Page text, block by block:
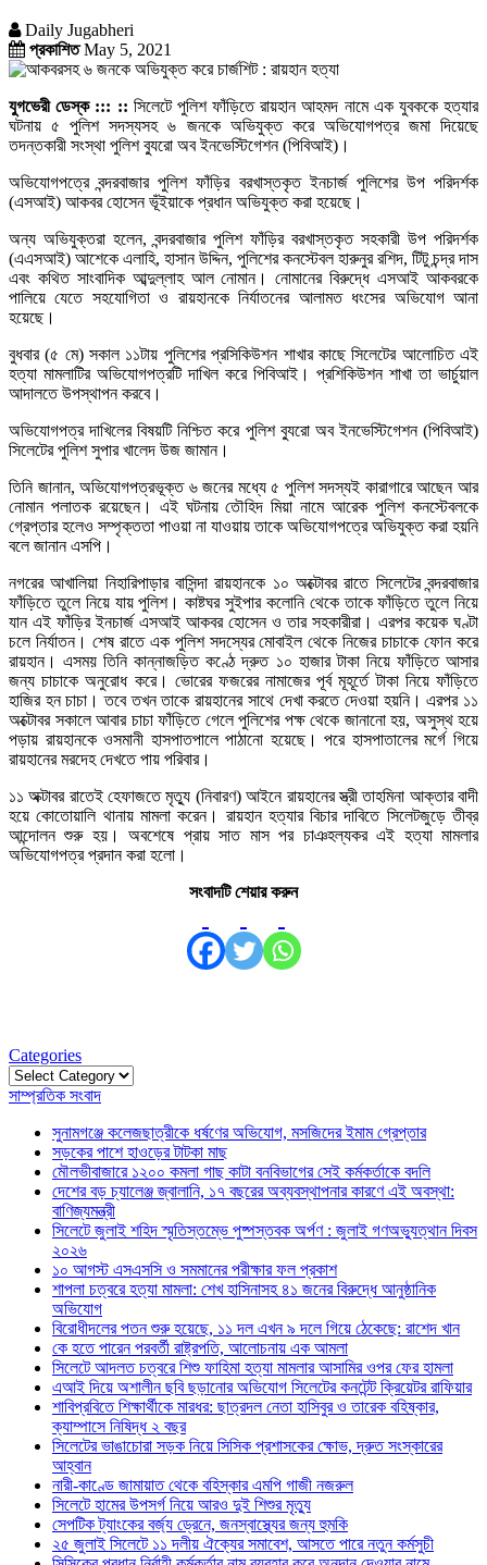
Daily Jugabheri
প্রকাশিতMay 5, 2021
যুগভেরী ডেস্ক ::: :: সিলেটে পুলিশ ফাঁড়িতে রায়হান আহমদ নামে এক যুবককে হত্যার
ঘটনায় ৫ পুলিশ সদস্যসহ ৬ জনকে অভিযুক্ত করে অভিযোগপত্র জমা দিয়েছে
তদন্তকারী সংস্থা পুলিশ ব্যুরো অব ইনভেস্টিগেশন (পিবিআই)।
অভিযোগপত্রে বন্দরবাজার পুলিশ ফাঁড়ির বরখাস্তকৃত ইনচার্জ পুলিশের উপ পরিদর্শক
(এসআই) আকবর হোসেন ভূঁইয়াকে প্রধান অভিযুক্ত করা হয়েছে।
অন্য অভিযুক্তরা হলেন, বন্দরবাজার পুলিশ ফাঁড়ির বরখাস্তকৃত সহকারী উপ পরিদর্শক
(এএসআই) আশেকে এলাহি, হাসান উদ্দিন, পুলিশের কনস্টেবল হারুনুর রশিদ, টিটু চন্দ্র দাস
এবং কথিত সাংবাদিক আব্দুল্লাহ আল নোমান। নোমানের বিরুদ্ধে এসআই আকবরকে
পালিয়ে যেতে সহযোগিতা ও রায়হানকে নির্যাতনের আলামত ধংসের অভিযোগ আনা
হয়েছে।
বুধবার (৫ মে) সকাল ১১টায় পুলিশের প্রসিকিউশন শাখার কাছে সিলেটের আলোচিত এই
হত্যা মামলাটির অভিযোগপত্রটি দাখিল করে পিবিআই। প্রশিকিউশন শাখা তা ভার্চুয়াল
আদালতে উপস্থাপন করবে।
অভিযোগপত্র দাখিলের বিষয়টি নিশ্চিত করে পুলিশ ব্যুরো অব ইনভেস্টিগেশন (পিবিআই)
সিলেটের পুলিশ সুপার খালেদ উজ জামান।
তিনি জানান, অভিযোগপত্রভূক্ত ৬ জনের মধ্যে ৫ পুলিশ সদস্যই কারাগারে আছেন আর
নোমান পলাতক রয়েছেন। এই ঘটনায় তৌহিদ মিয়া নামে আরেক পুলিশ কনস্টেবলকে
গ্রেপ্তার হলেও সম্পৃক্ততা পাওয়া না যাওয়ায় তাকে অভিযোগপত্রে অভিযুক্ত করা হয়নি
বলে জানান এসপি।
নগরের আখালিয়া নিহারিপাড়ার বাসিন্দা রায়হানকে ১০ অক্টোবর রাতে সিলেটের বন্দরবাজার
ফাঁড়িতে তুলে নিয়ে যায় পুলিশ। কাষ্টঘর সুইপার কলোনি থেকে তাকে ফাঁড়িতে তুলে নিয়ে
যান এই ফাঁড়ির ইনচার্জ এসআই আকবর হোসেন ও তার সহকারীরা। এরপর কয়েক ঘণ্টা
চলে নির্যাতন। শেষ রাতে এক পুলিশ সদস্যের মোবাইল থেকে নিজের চাচাকে ফোন করে
রায়হান। এসময় তিনি কান্নাজড়িত কণ্ঠে দ্রুত ১০ হাজার টাকা নিয়ে ফাঁড়িতে আসার
জন্য চাচাকে অনুরোধ করে। ভোরের ফজরের নামাজের পূর্ব মূহূর্তে টাকা নিয়ে ফাঁড়িতে
হাজির হন চাচা। তবে তখন তাকে রায়হানের সাথে দেখা করতে দেওয়া হয়নি। এরপর ১১
অক্টোবর সকালে আবার চাচা ফাঁড়িতে গেলে পুলিশের পক্ষ থেকে জানানো হয়, অসুস্থ হয়ে
পড়ায় রায়হানকে ওসমানী হাসপাতপালে পাঠানো হয়েছে। পরে হাসপাতালের মর্গে গিয়ে
রায়হানের মরদেহ দেখতে পায় পরিবার।
১১ অক্টাবর রাতেই হেফাজতে মৃত্যু (নিবারণ) আইনে রায়হানের স্ত্রী তাহমিনা আক্তার বাদী
হয়ে কোতোয়ালি থানায় মামলা করেন। রায়হান হত্যার বিচার দাবিতে সিলেটজুড়ে তীব্র
আন্দোলন শুরু হয়। অবশেষে প্রায় সাত মাস পর চাঞহল্যকর এই হত্যা মামলার
অভিযোগপত্র প্রদান করা হলো।
সংবাদটি শেয়ার করুন
Categories
Categories
সাম্প্রতিক সংবাদ
সুনামগঞ্জে কলেজছাত্রীকে ধর্ষণের অভিযোগ, মসজিদের ইমাম গ্রেপ্তার
সড়কের পাশে হাওড়ের টাটকা মাছ
মৌলভীবাজারে ১২০০ কমলা গাছ কাটা বনবিভাগের সেই কর্মকর্তাকে বদলি
দেশের বড় চ্যালেঞ্জ জ্বালানি, ১৭ বছরের অব্যবস্থাপনার কারণে এই অবস্থা:
বাণিজ্যমন্ত্রী
সিলেটে জুলাই শহিদ স্মৃতিস্তম্ভে পুষ্পস্তবক অর্পণ : জুলাই গণঅভ্যুত্থান দিবস
২০২৬
১০ আগস্ট এসএসসি ও সমমানের পরীক্ষার ফল প্রকাশ
শাপলা চত্বরে হত্যা মামলা: শেখ হাসিনাসহ ৪১ জনের বিরুদ্ধে আনুষ্ঠানিক
অভিযোগ
বিরোধীদলের পতন শুরু হয়েছে, ১১ দল এখন ৯ দলে গিয়ে ঠেকেছে: রাশেদ খান
কে হতে পারেন পরবর্তী রাষ্ট্রপতি, আলোচনায় এক আমলা
সিলেটে আদলত চত্বরে শিশু ফাহিমা হত্যা মামলার আসামির ওপর ফের হামলা
এআই দিয়ে অশালীন ছবি ছড়ানোর অভিযোগ সিলেটের কনটেন্ট ক্রিয়েটর রাফিয়ার
শাবিপ্রবিতে শিক্ষার্থীকে মারধর: ছাত্রদল নেতা হাসিবুর ও তারেক বহিষ্কার,
ক্যাম্পাসে নিষিদ্ধ ২ বছর
সিলেটের ভাঙাচোরা সড়ক নিয়ে সিসিক প্রশাসকের ক্ষোভ, দ্রুত সংস্কারের
আহ্বান
নারী-কাণ্ডে জামায়াত থেকে বহিস্কার এমপি গাজী নজরুল
সিলেটে হামের উপসর্গ নিয়ে আরও দুই শিশুর মৃত্যু
সেপটিক ট্যাংকের বর্জ্য ড্রেনে, জনস্বাস্থ্যের জন্য হুমকি
২৫ জুলাই সিলেটে ১১ দলীয় ঐক্যের সমাবেশ, আসতে পারে নতুন কর্মসুচী